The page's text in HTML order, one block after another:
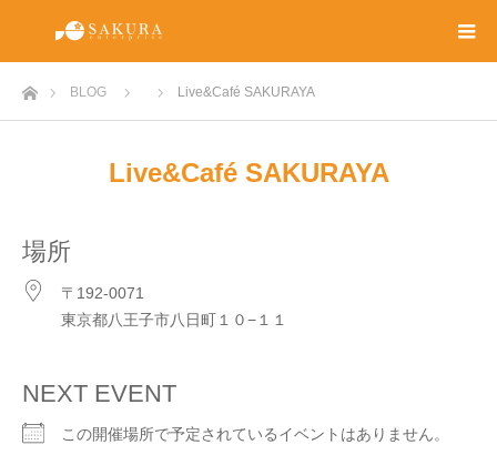
ホームBLOG Live&Café SAKURAYA
Live&Café SAKURAYA
場所
〒192-0071
東京都八王子市八日町１０−１１
NEXT EVENT
この開催場所で予定されているイベントはありません。